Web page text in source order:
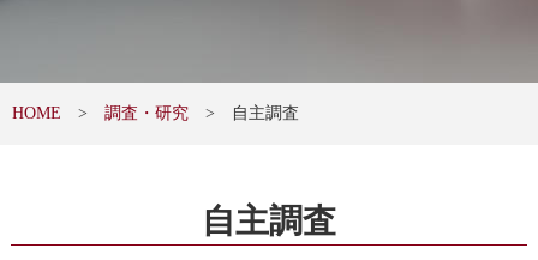
HOME 調査・研究 自主調査
自主調査